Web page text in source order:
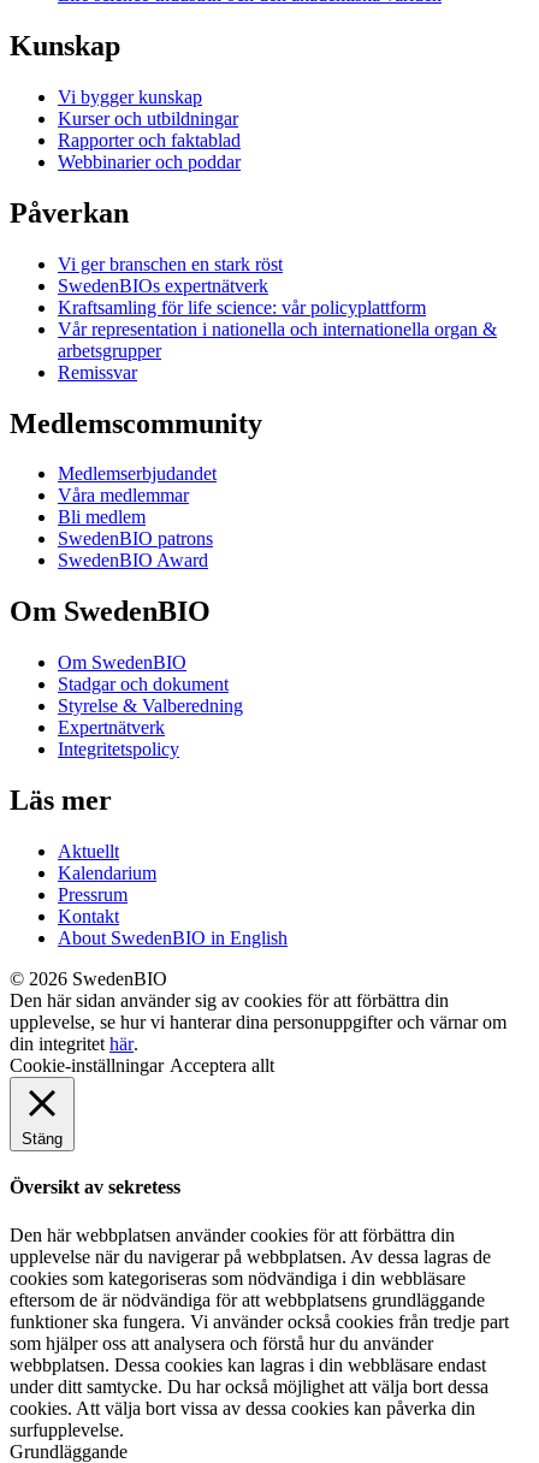
Kunskap
Vi bygger kunskap
Kurser och utbildningar
Rapporter och faktablad
Webbinarier och poddar
Påverkan
Vi ger branschen en stark röst
SwedenBIOs expertnätverk
Kraftsamling för life science: vår policyplattform
Vår representation i nationella och internationella organ &
arbetsgrupper
Remissvar
Medlemscommunity
Medlemserbjudandet
Våra medlemmar
Bli medlem
SwedenBIO patrons
SwedenBIO Award
Om SwedenBIO
Om SwedenBIO
Stadgar och dokument
Styrelse & Valberedning
Expertnätverk
Integritetspolicy
Läs mer
Aktuellt
Kalendarium
Pressrum
Kontakt
About SwedenBIO in English
© 2026 SwedenBIO
Den här sidan använder sig av cookies för att förbättra din
upplevelse, se hur vi hanterar dina personuppgifter och värnar om
din integritet här.
Cookie-inställningar Acceptera allt
Stäng
Översikt av sekretess
Den här webbplatsen använder cookies för att förbättra din
upplevelse när du navigerar på webbplatsen. Av dessa lagras de
cookies som kategoriseras som nödvändiga i din webbläsare
eftersom de är nödvändiga för att webbplatsens grundläggande
funktioner ska fungera. Vi använder också cookies från tredje part
som hjälper oss att analysera och förstå hur du använder
webbplatsen. Dessa cookies kan lagras i din webbläsare endast
under ditt samtycke. Du har också möjlighet att välja bort dessa
cookies. Att välja bort vissa av dessa cookies kan påverka din
surfupplevelse.
Grundläggande